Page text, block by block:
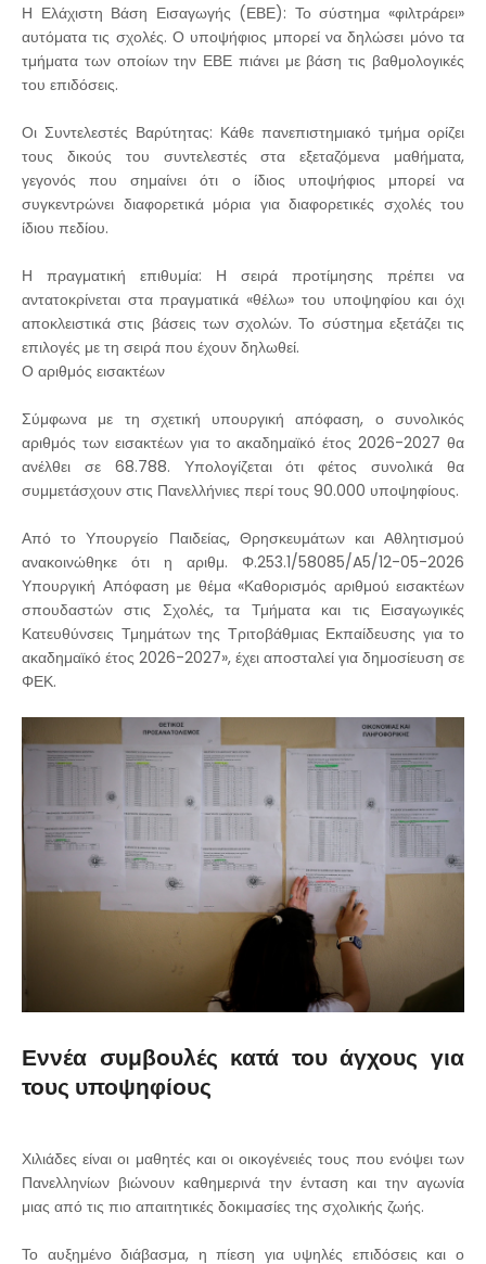
Η Ελάχιστη Βάση Εισαγωγής (ΕΒΕ): Το σύστημα «φιλτράρει»
αυτόματα τις σχολές. Ο υποψήφιος μπορεί να δηλώσει μόνο τα
τμήματα των οποίων την ΕΒΕ πιάνει με βάση τις βαθμολογικές
του επιδόσεις.
Οι Συντελεστές Βαρύτητας: Κάθε πανεπιστημιακό τμήμα ορίζει
τους δικούς του συντελεστές στα εξεταζόμενα μαθήματα,
γεγονός που σημαίνει ότι ο ίδιος υποψήφιος μπορεί να
συγκεντρώνει διαφορετικά μόρια για διαφορετικές σχολές του
ίδιου πεδίου.
Η πραγματική επιθυμία: Η σειρά προτίμησης πρέπει να
αντατοκρίνεται στα πραγματικά «θέλω» του υποψηφίου και όχι
αποκλειστικά στις βάσεις των σχολών. Το σύστημα εξετάζει τις
επιλογές με τη σειρά που έχουν δηλωθεί.
Ο αριθμός εισακτέων
Σύμφωνα με τη σχετική υπουργική απόφαση, ο συνολικός
αριθμός των εισακτέων για το ακαδημαϊκό έτος 2026-2027 θα
ανέλθει σε 68.788. Υπολογίζεται ότι φέτος συνολικά θα
συμμετάσχουν στις Πανελλήνιες περί τους 90.000 υποψηφίους.
Από το Υπουργείο Παιδείας, Θρησκευμάτων και Αθλητισμού
ανακοινώθηκε ότι η αριθμ. Φ.253.1/58085/A5/12-05-2026
Υπουργική Απόφαση με θέμα «Καθορισμός αριθμού εισακτέων
σπουδαστών στις Σχολές, τα Τμήματα και τις Εισαγωγικές
Κατευθύνσεις Τμημάτων της Τριτοβάθμιας Εκπαίδευσης για το
ακαδημαϊκό έτος 2026-2027», έχει αποσταλεί για δημοσίευση σε
ΦΕΚ.
Εννέα συμβουλές κατά του άγχους για
τους υποψηφίους
Χιλιάδες είναι οι μαθητές και οι οικογένειές τους που ενόψει των
Πανελληνίων βιώνουν καθημερινά την ένταση και την αγωνία
μιας από τις πιο απαιτητικές δοκιμασίες της σχολικής ζωής.
Το αυξημένο διάβασμα, η πίεση για υψηλές επιδόσεις και ο